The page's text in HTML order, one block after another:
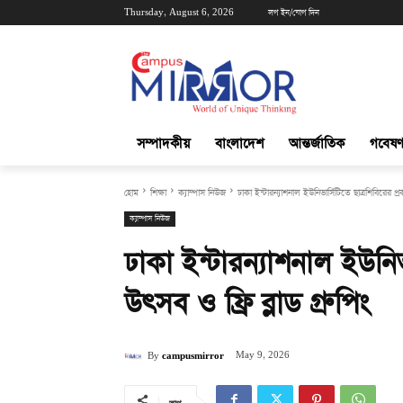
Thursday, August 6, 2026 লগ ইন/যোগ দিন
সম্পাদকীয় বাংলাদেশ আন্তর্জাতিক
হোম শিক্ষা ক্যাম্পাস নিউজ ঢাকা ইন্টারন্যাশনাল ইউনিভার্সিটিতে ছাত্রশিবিরের
ক্যাম্পাস নিউজ
ঢাকা ইন্টারন্যাশনাল
উৎসব ও ফ্রি ব্লাড গ্রুপিং
By campusmirror May 9, 2026